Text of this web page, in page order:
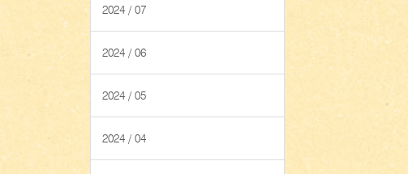
2024 / 07
2024 / 06
2024 / 05
2024 / 04